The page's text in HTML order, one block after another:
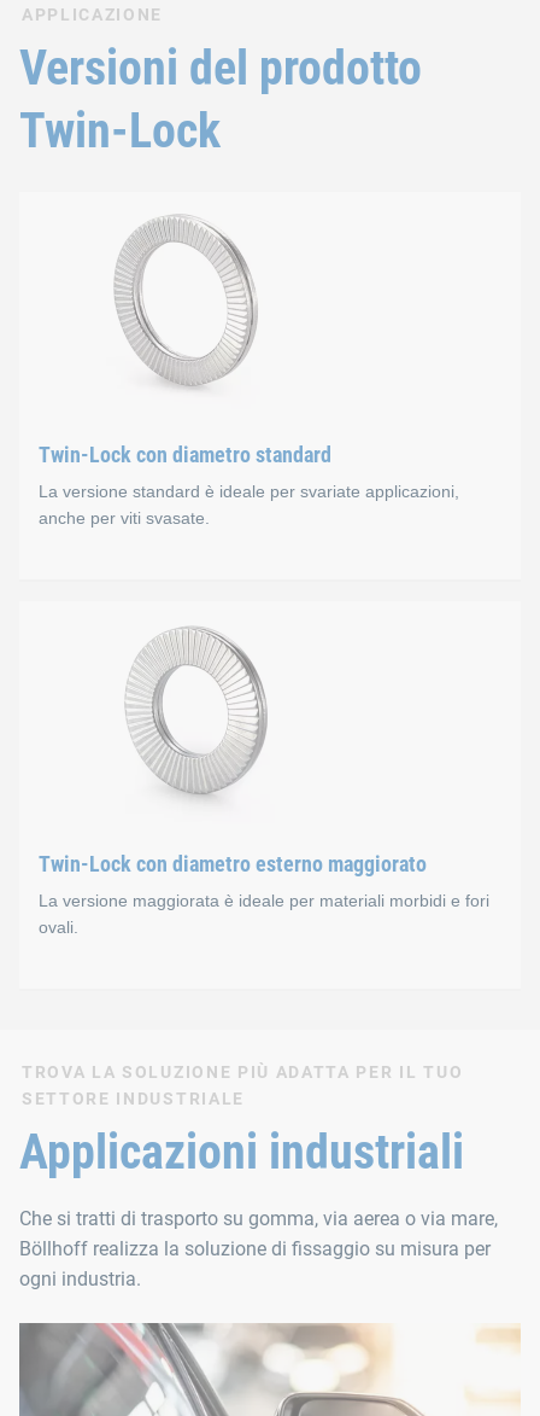
APPLICAZIONE
Versioni del prodotto
Twin-Lock
Twin-Lock con diametro standard
La versione standard è ideale per svariate applicazioni,
anche per viti svasate.
Twin-Lock con diametro
La versione Twin-Lock standard è ideale per svariate
Materiali
Acciaio inox AISI 316 conforme alla norma EN
Delta Protekt® KL100 + VH301 GZ, privo di Cr6,
Twin-Lock con diametro esterno maggiorato
La versione maggiorata è ideale per materiali morbidi e fori
ovali.
Le rondelle Twin-Lock con diametro esterno maggiorato
Materiali
Acciaio al carbonio temprato, durezza 465-550 HV10
Acciaio inox AISI 316 conforme alla norma EN
Rivestimento superficiale con
TROVA LA SOLUZIONE PIÙ ADATTA PER IL TUO
SETTORE INDUSTRIALE
Applicazioni industriali
Che si tratti di trasporto su gomma, via aerea o via mare,
Böllhoff realizza la soluzione di fissaggio su misura per
ogni industria.